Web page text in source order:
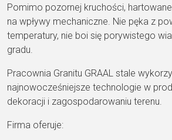
Pomimo pozornej kruchości,
na wpływy mechaniczne. Nie pęka z
temperatury, nie boi się porywistego
gradu.
Pracownia Granitu GRAAL stale
najnowocześniejsze technologie w
dekoracji i zagospodarowaniu terenu.
Firma oferuje: